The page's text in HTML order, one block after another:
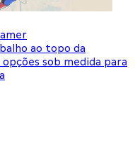
ao topo da
sob medida para